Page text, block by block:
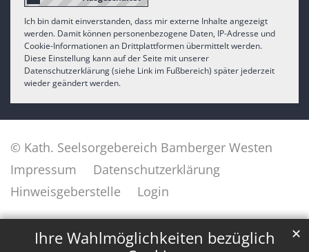
Ihre Wahlmöglichkeiten bezüglich
✕
Ich bin damit einverstanden, dass mir externe Inhalte angezeigt
werden. Damit können personenbezogene Daten, IP-Adresse und
Cookie-Informationen an Drittplattformen übermittelt werden.
Diese Einstellung kann auf der Seite mit unserer
Datenschutzerklärung (siehe Link im Fußbereich) später jederzeit
wieder geändert werden.
© Kath. Seelsorgebereich Bamberger Westen
Impressum
Datenschutzerklärung
Hinweisgeberstelle
Login